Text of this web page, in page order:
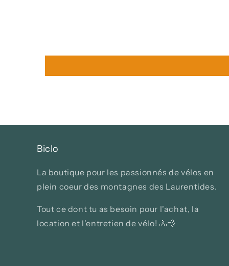
Biclo
La boutique pour les passionnés de vélos en
plein coeur des montagnes des Laurentides.
Tout ce dont tu as besoin pour l'achat, la
location et l'entretien de vélo! 🚴💨